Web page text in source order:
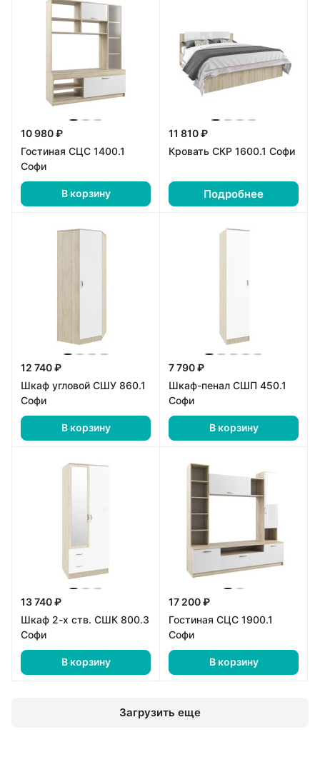
10 980 ₽
Гостиная СЦС 1400.1
Софи
В корзину
11 810 ₽
Кровать СКР 1600.1 Софи
Подробнее
12 740 ₽
Шкаф угловой СШУ 860.1
Софи
В корзину
7 790 ₽
Шкаф-пенал СШП 450.1
Софи
В корзину
13 740 ₽
Шкаф 2-х ств. СШК 800.3
Софи
В корзину
17 200 ₽
Гостиная СЦС 1900.1
Софи
В корзину
Загрузить еще